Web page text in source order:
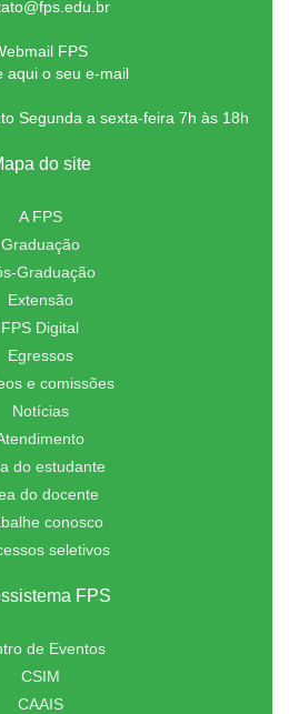
FPS
aqui o seu e-mail
Segunda a sexta-feira 7h às 18h
do site
A FPS
Graduação
Graduação
Extensão
FPS Digital
Egressos
e comissões
Notícias
do estudante
do docente
conosco
seletivos
FPS
de Eventos
CSIM
CAAIS